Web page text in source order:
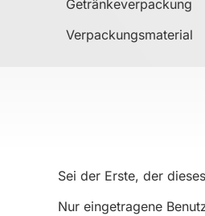
Getränkeverpackung
Verpackungsmaterial
Sei der Erste, der
Nur eingetragene